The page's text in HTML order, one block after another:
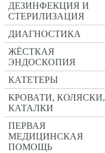
ДЕЗИНФЕКЦИЯ И
СТЕРИЛИЗАЦИЯ
ДИАГНОСТИКА
ЖЁСТКАЯ
ЭНДОСКОПИЯ
КАТЕТЕРЫ
КРОВАТИ, КОЛЯСКИ,
КАТАЛКИ
ПЕРВАЯ
МЕДИЦИНСКАЯ
ПОМОЩЬ